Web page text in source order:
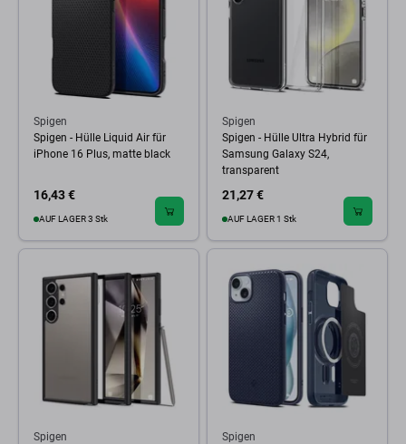
Spigen
Spigen - Hülle Liquid Air für
iPhone 16 Plus, matte black
16,43 €
AUF LAGER 3 Stk
Spigen
Spigen - Hülle Ultra Hybrid für
Samsung Galaxy S24,
transparent
21,27 €
AUF LAGER 1 Stk
Spigen
Spigen